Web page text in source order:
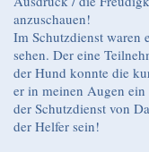
anzuschauen!
Im Schutzdienst waren
sehen. Der eine
der Hund konnte die
er in meinen Augen
der Schutzdienst von
der Helfer sein!